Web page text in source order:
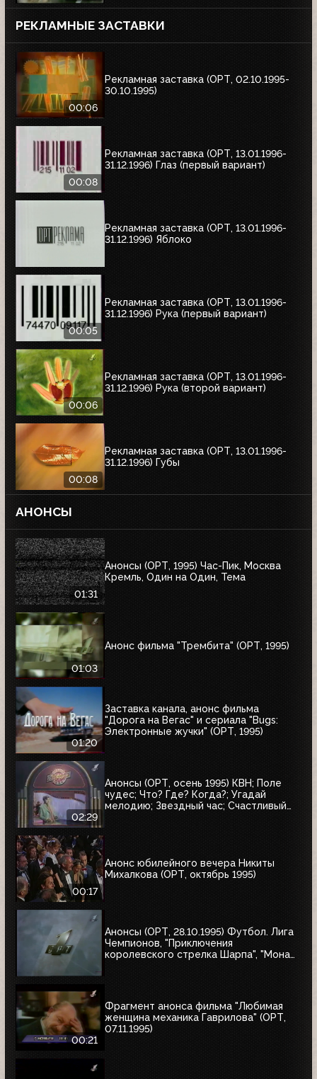
РЕКЛАМНЫЕ ЗАСТАВКИ
00:06
Рекламная заставка (ОРТ, 02.10.1995-
30.10.1995)
00:08
Рекламная заставка (ОРТ, 13.01.1996-
31.12.1996) Глаз (первый вариант)
Рекламная заставка (ОРТ, 13.01.1996-
31.12.1996) Яблоко
00:05
Рекламная заставка (ОРТ, 13.01.1996-
31.12.1996) Рука (первый вариант)
00:06
Рекламная заставка (ОРТ, 13.01.1996-
31.12.1996) Рука (второй вариант)
00:08
Рекламная заставка (ОРТ, 13.01.1996-
31.12.1996) Губы
АНОНСЫ
01:31
Анонсы (ОРТ, 1995) Час-Пик, Москва
Кремль, Один на Один, Тема
01:03
Анонс фильма "Трембита" (ОРТ, 1995)
01:20
Заставка канала, анонс фильма
"Дорога на Вегас" и сериала "Bugs:
Электронные жучки" (ОРТ, 1995)
02:29
Анонсы (ОРТ, осень 1995) КВН; Поле
чудес; Что? Где? Когда?; Угадай
мелодию; Звездный час; Счастливый
00:17
Анонс юбилейного вечера Никиты
Михалкова (ОРТ, октябрь 1995)
Анонсы (ОРТ, 28.10.1995) Футбол. Лига
Чемпионов, "Приключения
королевского стрелка Шарпа", "Мона
00:21
Фрагмент анонса фильма "Любимая
женщина механика Гаврилова" (ОРТ,
07.11.1995)